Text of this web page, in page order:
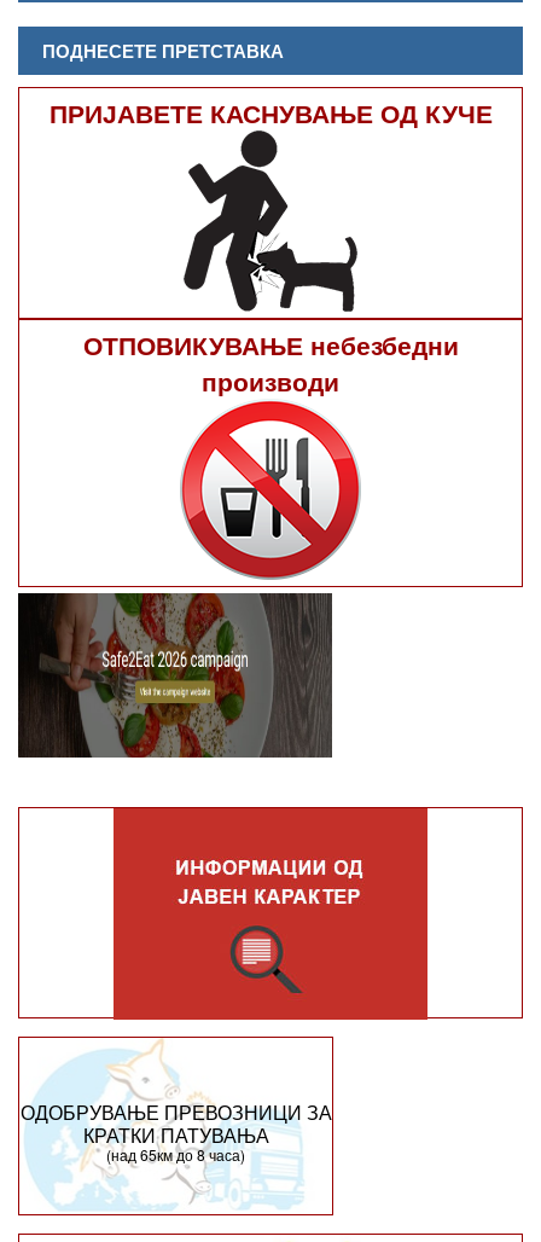
ПОДНЕСЕТЕ ПРЕТСТАВКА
ПРИЈАВЕТЕ КАСНУВАЊЕ ОД КУЧЕ
ОТПОВИКУВАЊЕ небезбедни
производи
ОДОБРУВАЊЕ ПРЕВОЗНИЦИ ЗА
КРАТКИ ПАТУВАЊА
(над 65км до 8 часа)